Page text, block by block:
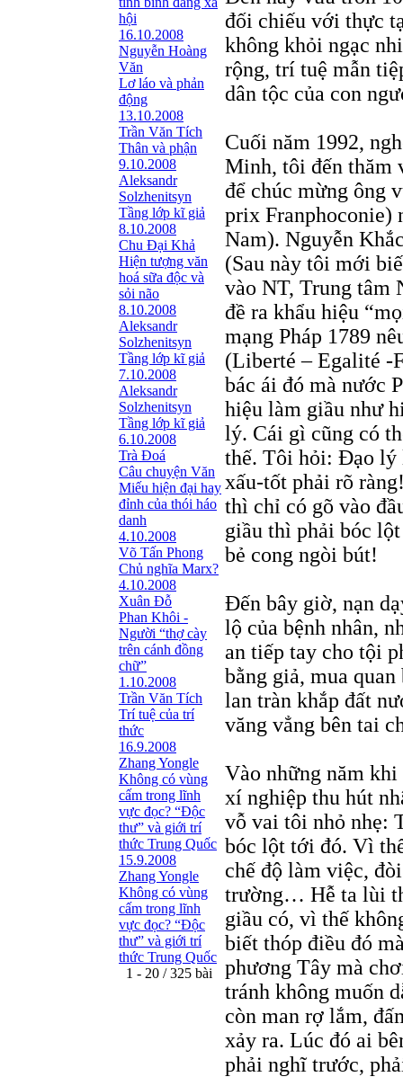
hội
16.10.2008
Nguyễn Hoàng
Văn
Lơ láo và phản
động
13.10.2008
Trần Văn Tích
Thân và phận
9.10.2008
Aleksandr
Solzhenitsyn
Tầng lớp kĩ giả
8.10.2008
Chu Đại Khả
Hiện tượng văn
hoá sữa độc và
sỏi não
8.10.2008
Aleksandr
Solzhenitsyn
Tầng lớp kĩ giả
7.10.2008
Aleksandr
Solzhenitsyn
Tầng lớp kĩ giả
6.10.2008
Trà Đoá
Câu chuyện Văn
Miếu hiện đại hay
đỉnh của thói háo
danh
4.10.2008
Võ Tấn Phong
Chủ nghĩa Marx?
4.10.2008
Xuân Đỗ
Phan Khôi -
Người “thợ cày
trên cánh đồng
chữ”
1.10.2008
Trần Văn Tích
Trí tuệ của trí
thức
16.9.2008
Zhang Yongle
Không có vùng
cấm trong lĩnh
vực đọc? “Ðộc
thư” và giới trí
thức Trung Quốc
15.9.2008
Zhang Yongle
Không có vùng
cấm trong lĩnh
vực đọc? “Ðộc
thư” và giới trí
thức Trung Quốc
1 - 20 / 325 bài
đối chiếu với thực
không khỏi ngạc
rộng, trí tuệ mẫn
dân tộc của con
Cuối năm 1992,
Minh, tôi đến thăm
để chúc mừng ông
prix Franphoconie)
Nam). Nguyễn
(Sau này tôi mới
vào NT, Trung tâm
đề ra khẩu hiệu
mạng Pháp 1789
(Liberté – Egalité -
bác ái đó mà nước
hiệu làm giầu như
lý. Cái gì cũng có
thế. Tôi hỏi: Đạo lý
xấu-tốt phải rõ
thì chỉ có gõ vào
giầu thì phải bóc
bẻ cong ngòi bút!
Đến bây giờ, nạn
lộ của bệnh nhân,
an tiếp tay cho tội
bằng giả, mua
lan tràn khắp đất
văng vẳng bên tai
Vào những năm khi
xí nghiệp thu hút
vỗ vai tôi nhỏ nhẹ:
bóc lột tới đó. Vì
chế độ làm việc,
trường… Hễ ta lùi
giầu có, vì thế
biết thóp điều đó
phương Tây mà
tránh không muốn
còn man rợ lắm,
xảy ra. Lúc đó ai
phải nghĩ trước,